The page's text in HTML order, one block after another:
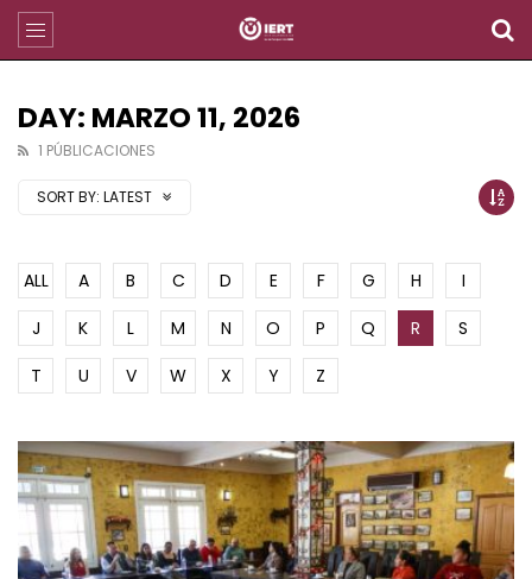
DAY: MARZO 11, 2026
1 PÚBLICACIONES
SORT BY: LATEST
ALL A B C D E F G H
I
J
K L M N O P Q R
S
T
U V W X Y Z